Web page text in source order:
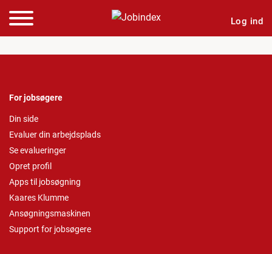
Log ind
For jobsøgere
Din side
Evaluer din arbejdsplads
Se evalueringer
Opret profil
Apps til jobsøgning
Kaares Klumme
Ansøgningsmaskinen
Support for jobsøgere